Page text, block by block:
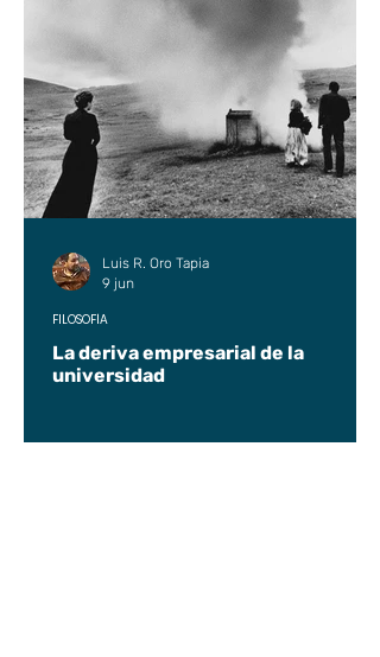
La deriva empresarial de la
universidad
FILOSOFÍA
Luis R. Oro Tapia
9 jun